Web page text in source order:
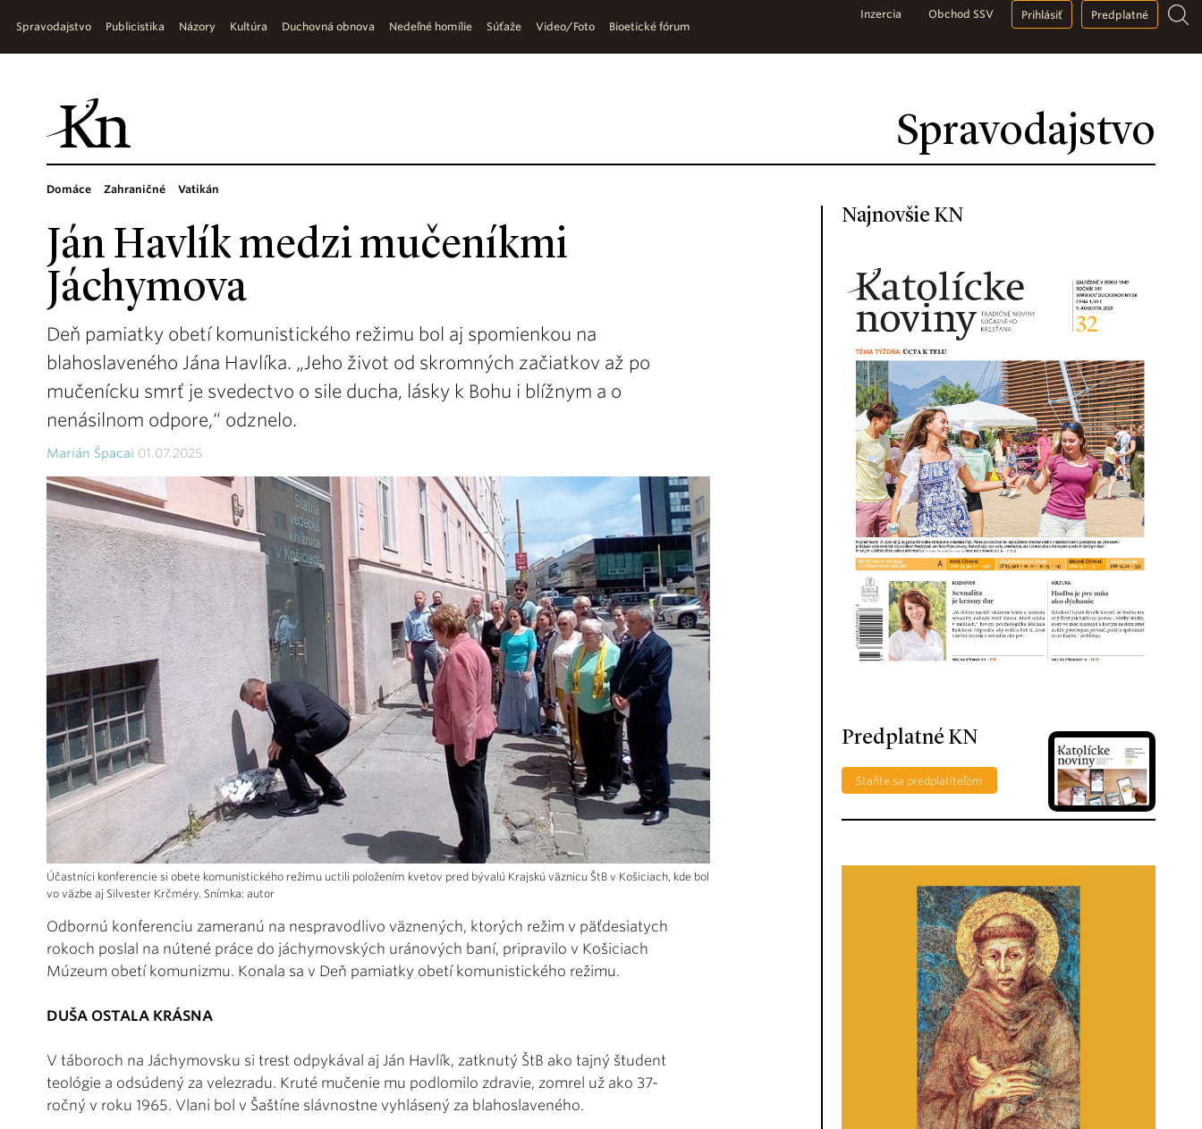
Spravodajstvo
Spravodajstvo Publicistika Názory Kultúra Duchovná obnova Nedeľné homílie Súťaže Video/Foto Bioetické fórum
Inzercia Obchod SSV Prihlásiť Predplatné
Domáce Zahraničné Vatikán
Ján Havlík medzi mučeníkmi
Jáchymova
Deň pamiatky obetí komunistického režimu bol aj spomienkou na
blahoslaveného Jána Havlíka. „Jeho život od skromných začiatkov až po
mučenícku smrť je svedectvo o sile ducha, lásky k Bohu i blížnym a o
nenásilnom odpore,“ odznelo.
Marián Špacai 01.07.2025
Účastníci konferencie si obete komunistického režimu uctili položením kvetov pred bývalú Krajskú väznicu ŠtB v Košiciach, kde bol
vo väzbe aj Silvester Krčméry. Snímka: autor
Odbornú konferenciu zameranú na nespravodlivo väznených, ktorých režim v päťdesiatych
rokoch poslal na nútené práce do jáchymovských uránových baní, pripravilo v Košiciach
Múzeum obetí komunizmu. Konala sa v Deň pamiatky obetí komunistického režimu.
DUŠA OSTALA KRÁSNA
V táboroch na Jáchymovsku si trest odpykával aj Ján Havlík, zatknutý ŠtB ako tajný študent
teológie a odsúdený za velezradu. Kruté mučenie mu podlomilo zdravie, zomrel už ako 37-
ročný v roku 1965. Vlani bol v Šaštíne slávnostne vyhlásený za blahoslaveného.
Najnovšie KN
Predplatné KN
Staňte sa predplatiteľom